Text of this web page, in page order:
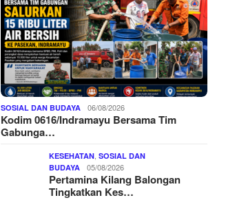
SOSIAL DAN BUDAYA 06/08/2026
Kodim 0616/Indramayu Bersama Tim
Gabunga…
KESEHATAN ,SOSIAL DAN
BUDAYA
05/08/2026
Pertamina Kilang Balongan
Tingkatkan Kes…